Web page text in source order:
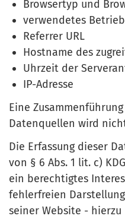
Browsertyp und
verwendetes
Referrer URL
Hostname des
Uhrzeit der
IP-Adresse
Eine
Datenquellen wird
Die Erfassung dieser
von § 6 Abs. 1 lit. c)
ein berechtigtes
fehlerfreien
seiner Website - hierzu